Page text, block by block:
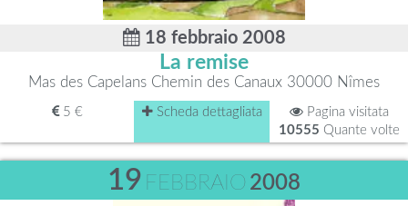
18 febbraio 2008
La remise
Mas des Capelans Chemin des Canaux 30000 Nîmes
5 € Scheda dettagliata
Pagina visitata
10555 Quante volte
19 FEBBRAIO 2008